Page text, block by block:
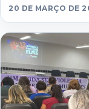
20 DE MARÇO DE